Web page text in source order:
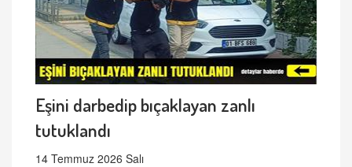
Eşini darbedip bıçaklayan zanlı
tutuklandı
14 Temmuz 2026 Salı